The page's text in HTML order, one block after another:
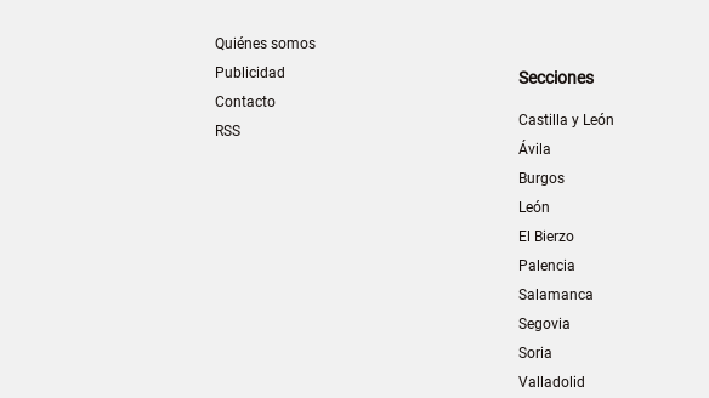
Quiénes somos
Publicidad
Contacto
RSS
Secciones
Castilla y León
Ávila
Burgos
León
El Bierzo
Palencia
Salamanca
Segovia
Soria
Valladolid